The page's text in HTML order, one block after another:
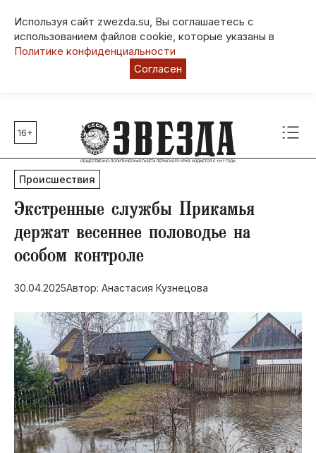
Используя сайт zwezda.su, Вы соглашаетесь с
использованием файлов cookie, которые указаны в
Политике конфиденциальности
Согласен
Главные темы
80 лет Победы
Молодежная столица РФ
СВО
Социальная поддержка
Инфраструктура
Благоустройство
16+
Происшествия
​Экстренные службы Прикамья
держат весеннее половодье на
особом контроле
30.04.2025Автор: Анастасия Кузнецова